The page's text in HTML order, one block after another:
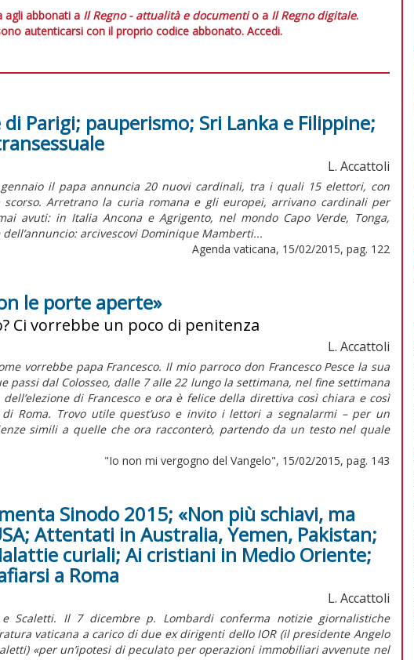
agli abbonati a Il Regno - attualità e documentio a Il Regno digitale.
autenticarsi con il proprio codice abbonato. Accedi.
Parigi; pauperismo; Sri Lanka e Filippine;
L. Accattoli
il papa annuncia 20 nuovi cardinali, tra i quali 15 elettori, con
scorso. Arretrano la curia romana e gli europei, arrivano cardinali per
avuti: in Italia Ancona e Agrigento, nel mondo Capo Verde, Tonga,
arcivescovi Dominique Mamberti...
Agenda vaticana, 15/02/2015, pag. 122
le porte aperte»
Ci vorrebbe un poco di penitenza
L. Accattoli
vorrebbe papa Francesco. Il mio parroco don Francesco Pesce la sua
passi dal Colosseo, dalle 7 alle 22 lungo la settimana, nel fine settimana
di Francesco e ora è felice della direttiva così chiara e così
Roma. Trovo utile quest’uso e invito i lettori a segnalarmi – per un
simili a quelle che ora racconterò, partendo da un testo nel quale
"Io non mi vergogno del Vangelo", 15/02/2015, pag. 143
Sinodo 2015; «Non più schiavi, ma
Attentati in Australia, Yemen, Pakistan;
curiali; Ai cristiani in Medio Oriente;
a Roma
L. Accattoli
e Scaletti. Il 7 dicembre p. Lombardi conferma notizie giornalistiche
vaticana a carico di due ex dirigenti dello IOR (il presidente Angelo
«per un’ipotesi di peculato per operazioni immobiliari avvenute nel